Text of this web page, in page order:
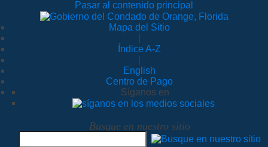
Pasar al contenido principal
Mapa del Sitio
Índice A-Z
English
Centro de Pago
Síganos en
Busque en nuestro sitio